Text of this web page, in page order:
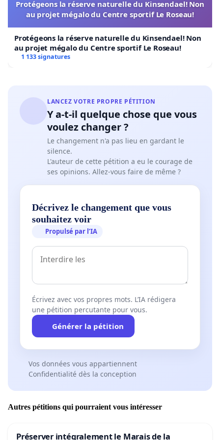
Ministère de l’Éducation et de l’Enseignement
supérieur et au conseil d'administration du Centre
de service scolaire de la région de Sherbrooke.
Protégeons la réserve naturelle du Kinsendael! Non
au projet mégalo du Centre sportif Le Roseau!
Protégeons la réserve naturelle du Kinsendael! Non
au projet mégalo du Centre sportif Le Roseau!
1 133 signatures
LANCEZ VOTRE PROPRE PÉTITION
Y a-t-il quelque chose que vous
voulez changer ?
Le changement n'a pas lieu en gardant le
silence.
L'auteur de cette pétition a eu le courage de
ses opinions. Allez-vous faire de même ?
Décrivez le changement que vous
souhaitez voir
Propulsé par l’IA
Écrivez avec vos propres mots. L’IA rédigera
une pétition percutante pour vous.
Générer la pétition
Vos données vous appartiennent
Confidentialité dès la conception
Autres pétitions qui pourraient vous intéresser
Préserver intégralement le Marais de la